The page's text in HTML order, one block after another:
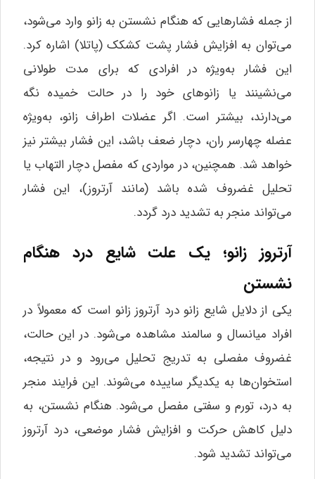
از جمله فشارهایی که هنگام نشستن به زانو وارد می‌شود،
می‌توان به افزایش فشار پشت کشکک (پاتلا) اشاره کرد.
این فشار به‌ویژه در افرادی که برای مدت طولانی
می‌نشینند یا زانوهای خود را در حالت خمیده نگه
می‌دارند، بیشتر است. اگر عضلات اطراف زانو، به‌ویژه
عضله چهارسر ران، دچار ضعف باشد، این فشار بیشتر نیز
خواهد شد. همچنین، در مواردی که مفصل دچار التهاب یا
تحلیل غضروف شده باشد (مانند آرتروز)، این فشار
می‌تواند منجر به تشدید درد گردد.
آرتروز زانو؛ یک علت شایع درد هنگام
نشستن
یکی از دلایل شایع زانو درد آرتروز زانو است که معمولاً در
افراد میانسال و سالمند مشاهده می‌شود. در این حالت،
غضروف مفصلی به تدریج تحلیل می‌رود و در نتیجه،
استخوان‌ها به یکدیگر ساییده می‌شوند. این فرایند منجر
به درد، تورم و سفتی مفصل می‌شود. هنگام نشستن، به
دلیل کاهش حرکت و افزایش فشار موضعی، درد آرتروز
می‌تواند تشدید شود.